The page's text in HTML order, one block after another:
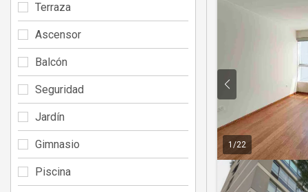
1 /22
Terraza
Ascensor
Balcón
Seguridad
Jardín
Gimnasio
Piscina